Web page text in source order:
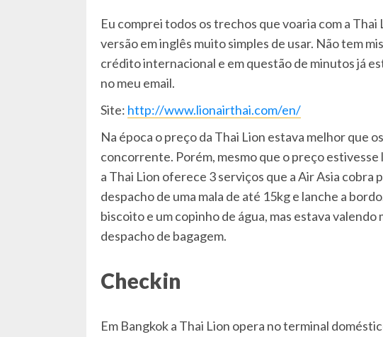
Eu comprei todos os trechos que voaria com a
versão em inglês muito simples de usar. Não tem
crédito internacional e em questão de minutos já
no meu email.
Site: http://www.lionairthai.com/en/
Na época o preço da Thai Lion estava melhor que
concorrente. Porém, mesmo que o preço estivesse
a Thai Lion oferece 3 serviços que a Air Asia cobra
despacho de uma mala de até 15kg e lanche a
biscoito e um copinho de água, mas estava
despacho de bagagem.
Checkin
Em Bangkok a Thai Lion opera no terminal